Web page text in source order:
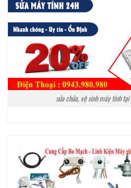
sửa chữa, vệ sinh máy tính tại